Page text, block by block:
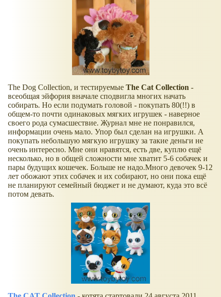
The Dog Collection, и тестируемые The Cat Collection -
всеобщая эйфория вначале сподвигла многих начать
собирать. Но если подумать головой - покупать 80(!!) в
общем-то почти одинаковых мягких игрушек - наверное
своего рода сумасшествие. Журнал мне не понравился,
информации очень мало. Упор был сделан на игрушки. А
покупать небольшую мягкую игрушку за такие деньги не
очень интересно. Мне они нравятся, есть две, куплю ещё
несколько, но в общей сложности мне хватит 5-6 собачек и
пары будущих кошечек. Больше не надо.Много девочек 9-12
лет обожают этих собачек и их собирают, но они пока ещё
не планируют семейный бюджет и не думают, куда это всё
потом девать.